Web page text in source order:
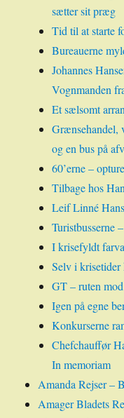
sætter sit præg
Tid til at starte
Bureauerne
Johannes
Vognmanden
Et sælsomt
Grænsehandel,
og en bus på
60’erne –
Tilbage hos
Leif Linné
Turistbusserne
I krisefyldt
Selv i krisetider
GT – ruten
Igen på egne
Konkurserne
Chefchauffør
In memoriam
Amanda Rejser –
Amager Bladets